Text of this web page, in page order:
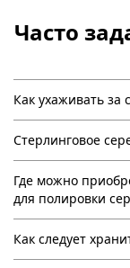
Часто
Как ухаживать
Стерлинговое
Где можно
для полировки
Как следует